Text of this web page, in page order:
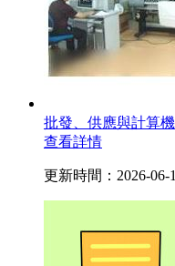
批發、供應與計算
查看詳情
更新時間：2026-06-